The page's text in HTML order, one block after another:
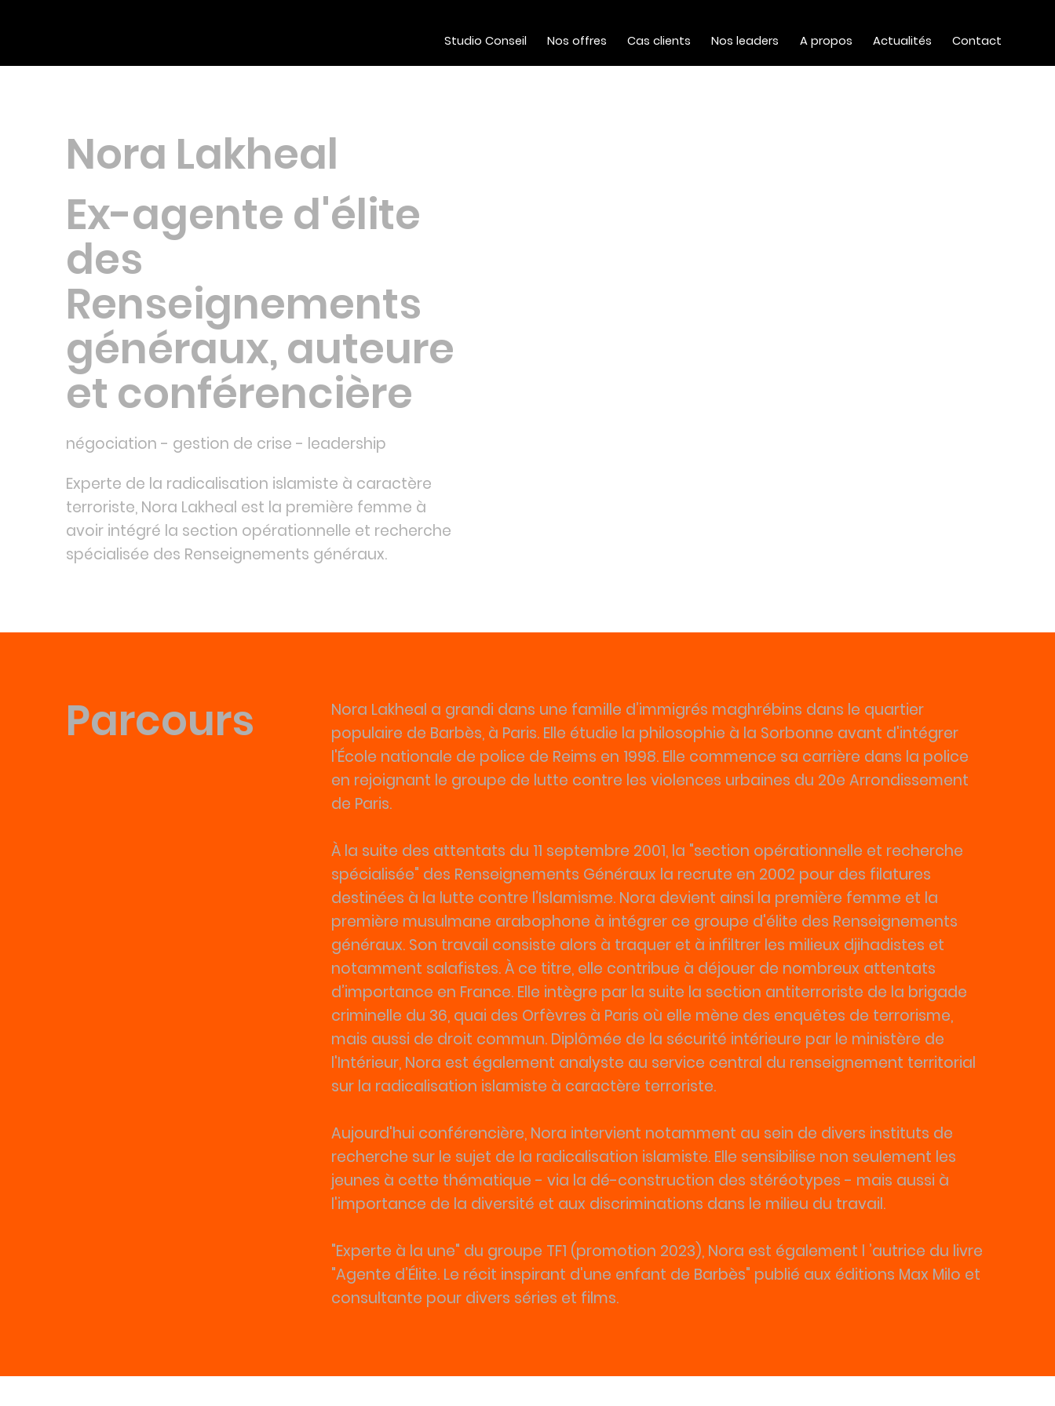
Studio Conseil Nos offres Cas clients Nos leaders A propos Actualités Contact
Nora Lakheal
Ex-agente d'élite
des
Renseignements
généraux, auteure
et conférencière
négociation - gestion de crise - leadership
Experte de la radicalisation islamiste à caractère
terroriste, Nora Lakheal est la première femme à
avoir intégré la section opérationnelle et recherche
spécialisée des Renseignements généraux.
Parcours
Nora Lakheal a grandi dans une famille d’immigrés maghrébins dans le quartier
populaire de Barbès, à Paris. Elle étudie la philosophie à la Sorbonne avant d'intégrer
l'École nationale de police de Reims en 1998. Elle commence sa carrière dans la police
en rejoignant le groupe de lutte contre les violences urbaines du 20e Arrondissement
de Paris.
À la suite des attentats du 11 septembre 2001, la "section opérationnelle et recherche
spécialisée" des Renseignements Généraux la recrute en 2002 pour des filatures
destinées à la lutte contre l’Islamisme. Nora devient ainsi la première femme et la
première musulmane arabophone à intégrer ce groupe d'élite des Renseignements
généraux. Son travail consiste alors à traquer et à infiltrer les milieux djihadistes et
notamment salafistes. À ce titre, elle contribue à déjouer de nombreux attentats
d’importance en France. Elle intègre par la suite la section antiterroriste de la brigade
criminelle du 36, quai des Orfèvres à Paris où elle mène des enquêtes de terrorisme,
mais aussi de droit commun. Diplômée de la sécurité intérieure par le ministère de
l'Intérieur, Nora est également analyste au service central du renseignement territorial
sur la radicalisation islamiste à caractère terroriste.
Aujourd'hui conférencière, Nora intervient notamment au sein de divers instituts de
recherche sur le sujet de la radicalisation islamiste. Elle sensibilise non seulement les
jeunes à cette thématique - via la dé-construction des stéréotypes - mais aussi à
l'importance de la diversité et aux discriminations dans le milieu du travail.
"Experte à la une" du groupe TF1 (promotion 2023), Nora est également l ’autrice du livre
"Agente d’Élite. Le récit inspirant d'une enfant de Barbès" publié aux éditions Max Milo et
consultante pour divers séries et films.